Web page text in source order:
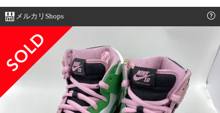
メルカリShops